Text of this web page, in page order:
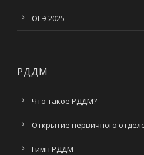
ОГЭ 2025
РДДМ
Что такое РДДМ?
Открытие первичного
Гимн РДДМ